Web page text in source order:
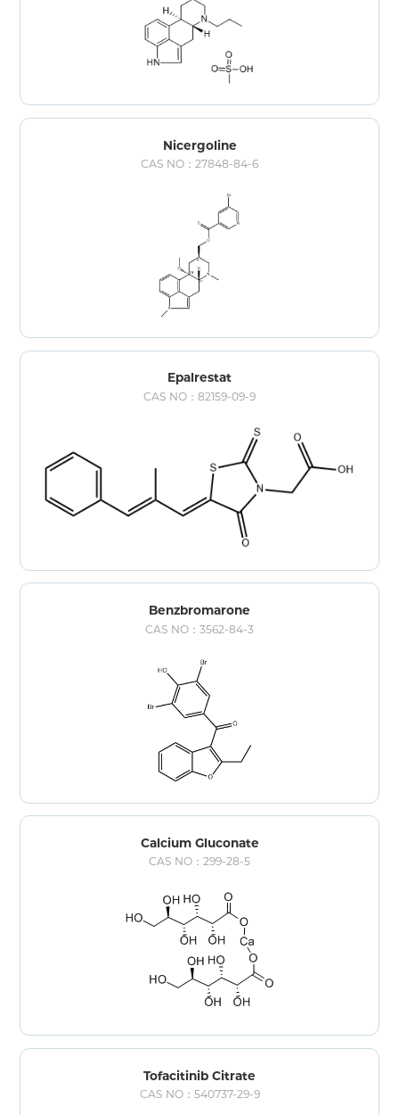
Nicergoline
CAS NO：27848-84-6
Epalrestat
CAS NO：82159-09-9
Benzbromarone
CAS NO：3562-84-3
Calcium Gluconate
CAS NO：299-28-5
Tofacitinib Citrate
CAS NO：540737-29-9